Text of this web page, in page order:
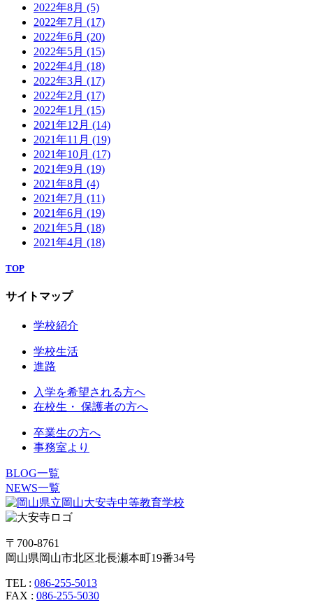
2022年8月 (5)
2022年7月 (17)
2022年6月 (20)
2022年5月 (15)
2022年4月 (18)
2022年3月 (17)
2022年2月 (17)
2022年1月 (15)
2021年12月 (14)
2021年11月 (19)
2021年10月 (17)
2021年9月 (19)
2021年8月 (4)
2021年7月 (11)
2021年6月 (19)
2021年5月 (18)
2021年4月 (18)
TOP
サイトマップ
学校紹介
学校生活
進路
入学を希望される方へ
在校生・ 保護者の方へ
卒業生の方へ
事務室より
BLOG一覧
NEWS一覧
〒700-8761
岡山県岡山市北区北長瀬本町19番34号
TEL : 086-255-5013
FAX : 086-255-5030